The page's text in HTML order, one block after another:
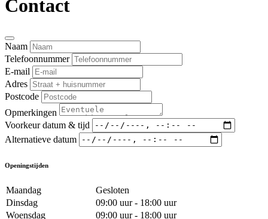
Contact
Naam
Telefoonnummer
E-mail
Adres
Postcode
Opmerkingen
Voorkeur datum & tijd
Alternatieve datum
Openingstijden
Maandag
Gesloten
Dinsdag
09:00 uur - 18:00 uur
Woensdag
09:00 uur - 18:00 uur